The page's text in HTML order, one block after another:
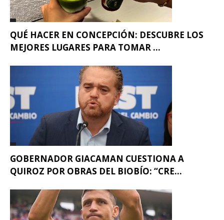
QUÉ HACER EN CONCEPCIÓN: DESCUBRE LOS
MEJORES LUGARES PARA TOMAR ...
GOBERNADOR GIACAMAN CUESTIONA A
QUIROZ POR OBRAS DEL BIOBÍO: “CRE...